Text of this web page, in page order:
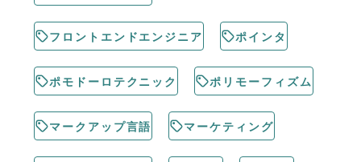
フロントエンドエンジニア ポインタ
ポモドーロテクニック ポリモーフィズム
マークアップ言語 マーケティング